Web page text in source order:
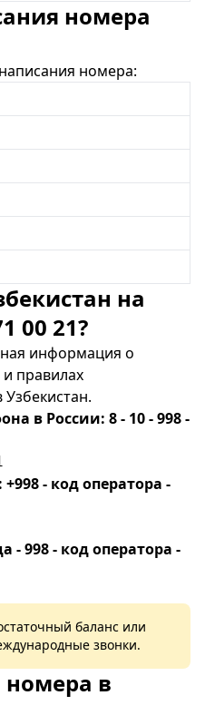
номера
номера:
на
00 21?
информация о
правилах
в России: 8 - 10 - 998 -
- код оператора -
- 998 - код оператора -
баланс или
звонки.
в